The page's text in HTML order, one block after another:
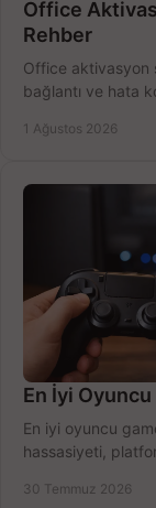
Office
Rehber
Office aktivasyon
bağlantı ve hata
1 Ağustos 2026
En İyi
En iyi oyuncu
hassasiyeti,
30 Temmuz 2026